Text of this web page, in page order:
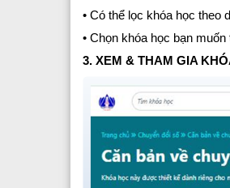
• Có thể lọc khóa học
• Chọn khóa học bạn muốn
3. XEM & THAM GIA